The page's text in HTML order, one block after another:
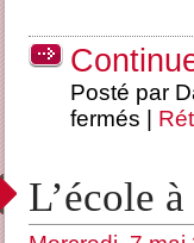
Posté par
fermés
L’école